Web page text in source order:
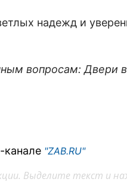
надежд и
вопросам: Двери
канале "ZAB.RU"
Выделите текст и